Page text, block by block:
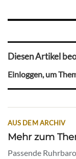
Diesen Artikel
Einloggen, um
AUS DEM ARCHIV
Mehr zum
Passende